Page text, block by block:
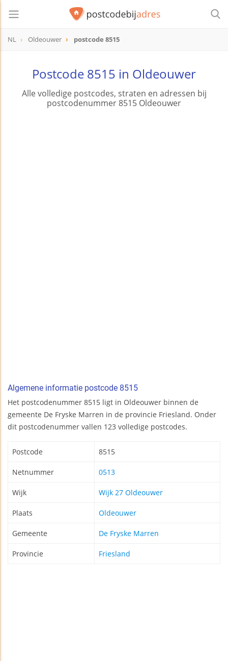
NL Oldeouwer postcode 8515
Postcode 8515 in Oldeouwer
Alle volledige postcodes, straten en adressen bij
postcodenummer 8515 Oldeouwer
Algemene informatie postcode 8515
Het postcodenummer 8515 ligt in Oldeouwer binnen de
gemeente De Fryske Marren in de provincie Friesland. Onder
dit postcodenummer vallen 123 volledige postcodes.
Postcode 8515
Netnummer 0513
Wijk Wijk 27 Oldeouwer
Plaats Oldeouwer
Gemeente De Fryske Marren
Provincie Friesland